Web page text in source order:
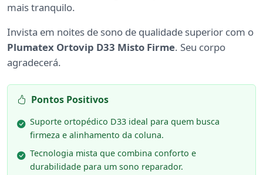
mais tranquilo.
Invista em noites de sono de qualidade superior com o
Plumatex Ortovip D33 Misto Firme. Seu corpo
agradecerá.
Pontos Positivos
Suporte ortopédico D33 ideal para quem busca
firmeza e alinhamento da coluna.
Tecnologia mista que combina conforto e
durabilidade para um sono reparador.